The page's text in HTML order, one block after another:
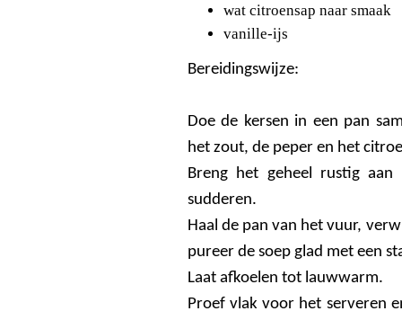
wat citroensap naar smaak
vanille-ijs
Bereidingswijze:
Doe de kersen in een pan
het zout, de peper en het
Breng het geheel rustig
sudderen.
Haal de pan van het vuur,
pureer de soep glad met een
Laat afkoelen tot lauwwarm.
Proef vlak voor het serveren